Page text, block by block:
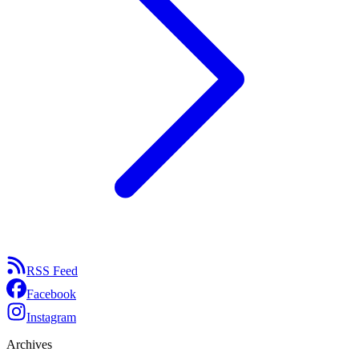
RSS Feed
Facebook
Instagram
Archives